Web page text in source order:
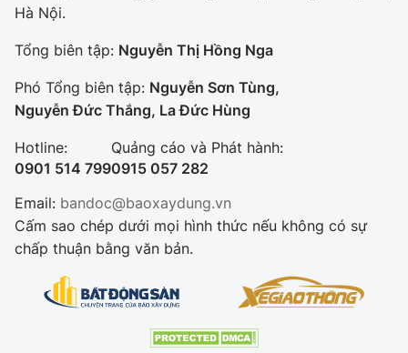
Hà Nội.
Tổng biên tập: Nguyễn Thị Hồng Nga
Phó Tổng biên tập: Nguyễn Sơn Tùng,
Nguyễn Đức Thắng, La Đức Hùng
Hotline:
0901 514 799
Quảng cáo và Phát hành:
0915 057 282
Email: bandoc@baoxaydung.vn
Cấm sao chép dưới mọi hình thức nếu không có sự
chấp thuận bằng văn bản.